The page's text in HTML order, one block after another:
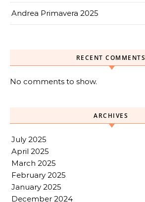
Andrea Primavera 2025
RECENT COMMENTS
No comments to show.
ARCHIVES
July 2025
April 2025
March 2025
February 2025
January 2025
December 2024